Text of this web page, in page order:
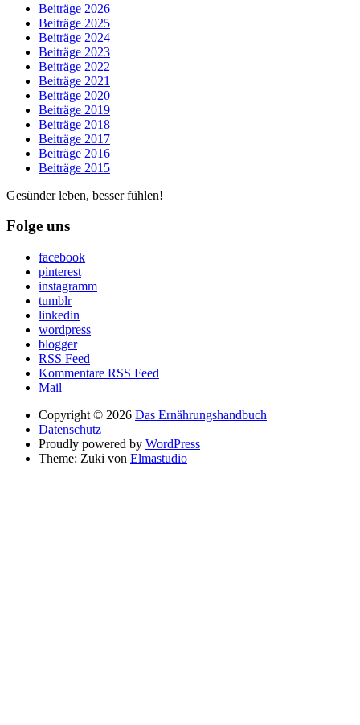
Beiträge 2026
Beiträge 2025
Beiträge 2024
Beiträge 2023
Beiträge 2022
Beiträge 2021
Beiträge 2020
Beiträge 2019
Beiträge 2018
Beiträge 2017
Beiträge 2016
Beiträge 2015
Gesünder leben, besser fühlen!
Folge uns
facebook
pinterest
instagramm
tumblr
linkedin
wordpress
blogger
RSS Feed
Kommentare RSS Feed
Mail
Copyright © 2026 Das Ernährungshandbuch
Datenschutz
Proudly powered by WordPress
Theme: Zuki von Elmastudio